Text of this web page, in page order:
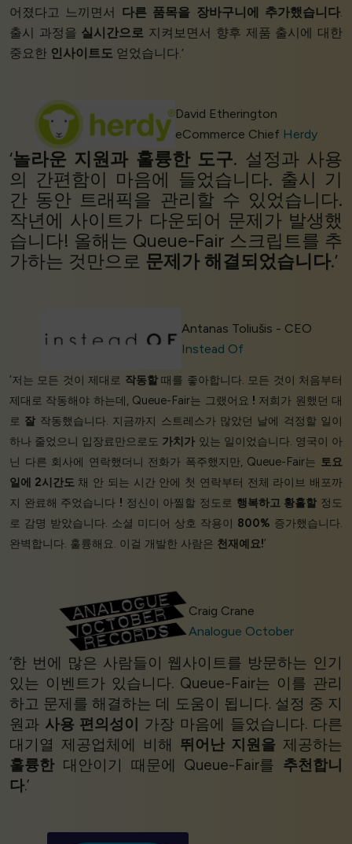
어졌다고 느끼면서 다른 품목을 장바구니에 추가했습니다.
출시 과정을 실시간으로 지켜보면서 향후 제품 출시에 대한
중요한 인사이트도 얻었습니다.’
David Etherington
eCommerce Chief Herdy
‘놀라운 지원과 훌륭한 도구. 설정과 사용
의 간편함이 마음에 들었습니다. 출시 기
간 동안 트래픽을 관리할 수 있었습니다.
작년에 사이트가 다운되어 문제가 발생했
습니다! 올해는 Queue-Fair 스크립트를 추
가하는 것만으로 문제가 해결되었습니다.’
Antanas Toliušis - CEO
Instead Of
‘저는 모든 것이 제대로 작동할때를 좋아합니다. 모든 것이 처음부터
제대로 작동해야 하는데, Queue-Fair는 그랬어요 ! 저희가 원했던 대
로 잘 작동했습니다. 지금까지 스트레스가 많았던 날에 걱정할 일이
하나 줄었으니 입장료만으로도 가치가 있는 일이었습니다. 영국이 아
닌 다른 회사에 연락했더니 전화가 폭주했지만, Queue-Fair는 토요
일에 2시간도채 안 되는 시간 안에 첫 연락부터 전체 라이브 배포까
지 완료해 주었습니다 ! 정신이 아찔할 정도로 행복하고 황홀할 정도
로 감명 받았습니다. 소셜 미디어 상호 작용이 800% 증가했습니다.
완벽합니다. 훌륭해요. 이걸 개발한 사람은 천재예요!’
Craig Crane
Analogue October
‘한 번에 많은 사람들이 웹사이트를 방문하는 인기
있는 이벤트가 있습니다. Queue-Fair는 이를 관리
하고 문제를 해결하는 데 도움이 됩니다. 설정 중 지
원과 사용 편의성이
가장 마음에 들었습니다. 다른
대기열 제공업체에 비해 뛰어난 지원을 제공하는
훌륭한 대안이기 때문에 Queue-Fair를 추천합니
다.’